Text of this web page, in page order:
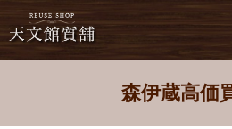
森伊蔵高価